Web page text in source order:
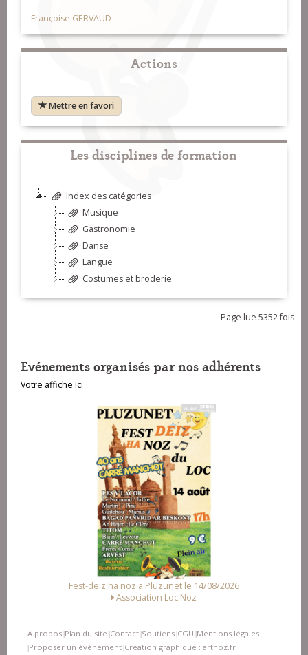
Françoise GERVAUD
Actions
Mettre en favori
Les disciplines de formation
Index des catégories
Musique
Gastronomie
Danse
Langue
Costumes et broderie
Page lue 5352 fois
Evénements organisés par nos adhérents
Votre affiche ici
Fest-deiz ha noz a Pluzunet le 14/08/2026
Association Loc Noz
A propos Plan du site Contact Soutiens CGU Mentions légales
Proposer un événement Création graphique : artnoz.fr